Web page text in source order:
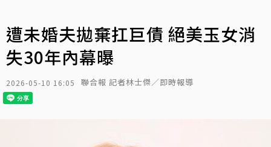
遭未婚夫拋棄扛巨債 絕美玉女消
失30年內幕曝
2026-05-10 16:05 聯合報 記者林士傑／即時報導